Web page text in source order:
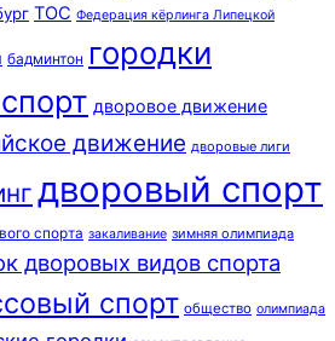
ТОС Федерация кёрлинга Липецкой
бадминтон городки
дворовое движение
движение дворовые лиги
дворовый спорт
спорта закаливание зимняя олимпиада
дворовых видов спорта
спорт общество олимпиада